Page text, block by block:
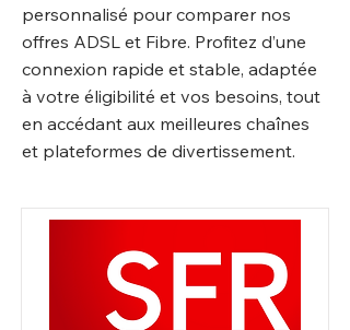
personnalisé pour comparer nos
offres ADSL et Fibre. Profitez d’une
connexion rapide et stable, adaptée
à votre éligibilité et vos besoins, tout
en accédant aux meilleures chaînes
et plateformes de divertissement.